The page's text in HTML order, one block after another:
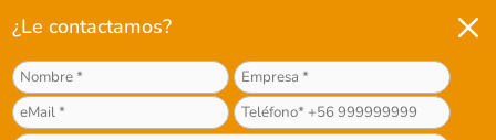
¿Le contactamos? M